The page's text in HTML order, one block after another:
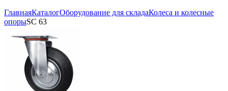
ГлавнаяКаталогОборудование для складаКолеса и колесные
опорыSC 63